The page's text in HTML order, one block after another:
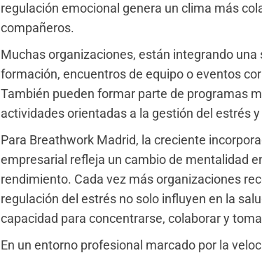
regulación emocional genera un clima más
compañeros.
Muchas organizaciones, están integrando
formación, encuentros de equipo o eventos
También pueden formar parte de programas
actividades orientadas a la gestión del estrés
Para Breathwork Madrid, la creciente
empresarial refleja un cambio de mentalidad
rendimiento. Cada vez más organizaciones
regulación del estrés no solo influyen en la
capacidad para concentrarse, colaborar y
En un entorno profesional marcado por la